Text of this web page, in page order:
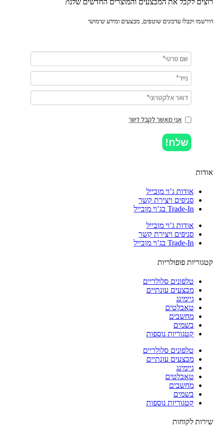
לקבל את המבצעים והמוצרים החדשים שלנו?
וקבלו עדכונים שוטפים, מבצעים ומידע שימושי
אני מאשר לקבל דיוור
שלח!
אודות ג’וי מובייל
סניפים ויצירת קשר
Trade-In בג’וי מובייל
אודות ג’וי מובייל
סניפים ויצירת קשר
Trade-In בג’וי מובייל
פופולריות
טלפונים סלולריים
מבצעים עונתיים
גיימינג
טאבלטים
מחשבים
בשמים
קטגוריות נוספות
טלפונים סלולריים
מבצעים עונתיים
גיימינג
טאבלטים
מחשבים
בשמים
קטגוריות נוספות
לקוחות